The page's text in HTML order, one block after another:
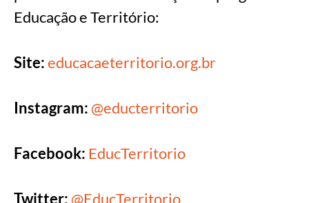
Educação e Território:
Site:educacaeterritorio.org.br
Instagram: @educterritorio
Facebook: EducTerritorio
Twitter: @EducTerritorio